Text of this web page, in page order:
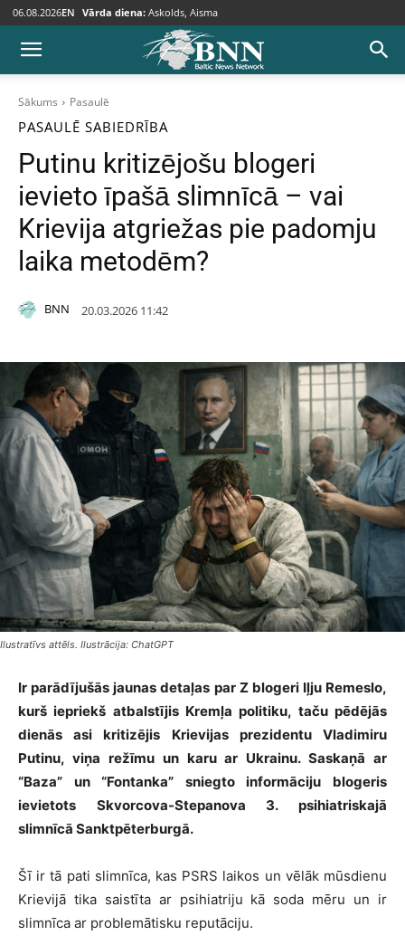
06.08.2026EN Vārda diena: Askolds, Aisma
Sākums Pasaulē
PASAULĒ SABIEDRĪBA
Putinu kritizējošu blogeri
ievieto īpašā slimnīcā – vai
Krievija atgriežas pie padomju
laika metodēm?
BNN 20.03.2026 11:42
Ilustratīvs attēls. Ilustrācija: ChatGPT
Ir parādījušās jaunas detaļas par Z blogeri Iļju Remeslo,
kurš iepriekš atbalstījis Kremļa politiku, taču pēdējās
dienās asi kritizējis Krievijas prezidentu Vladimiru
Putinu, viņa režīmu un karu ar Ukrainu. Saskaņā ar
“Baza” un “Fontanka” sniegto informāciju blogeris
ievietots Skvorcova-Stepanova 3. psihiatriskajā
slimnīcā Sanktpēterburgā.
Šī ir tā pati slimnīca, kas PSRS laikos un vēlāk mūsdienu
Krievijā tika saistīta ar psihiatriju kā soda mēru un ir
slimnīca ar problemātisku reputāciju.